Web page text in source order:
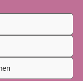
29. Juni